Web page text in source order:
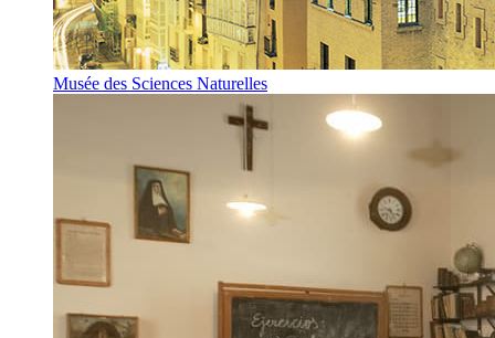
Musée des Sciences Naturelles